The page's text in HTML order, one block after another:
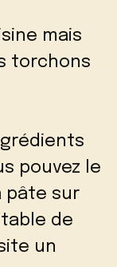
mais
torchons
pouvez le
pâte sur
de
un